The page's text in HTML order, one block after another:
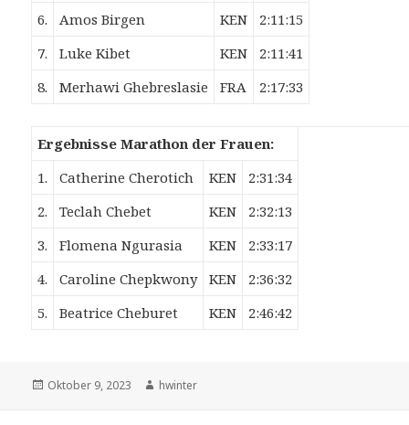
6. Amos Birgen KEN
2:11:15
7.
Luke Kibet KEN
2:11:41
8.
Merhawi Ghebreslasie FRA 2:17:33
Ergebnisse Marathon der Frauen:
1.
Catherine Cherotich KEN
2:31:34
2.
Teclah Chebet KEN
2:32:13
3.
Flomena Ngurasia KEN
2:33:17
4.
Caroline Chepkwony KEN
2:36:32
5.
Beatrice Cheburet KEN 2:46:42
Veröffentlicht
Oktober 9, 2023 Autor
hwinter